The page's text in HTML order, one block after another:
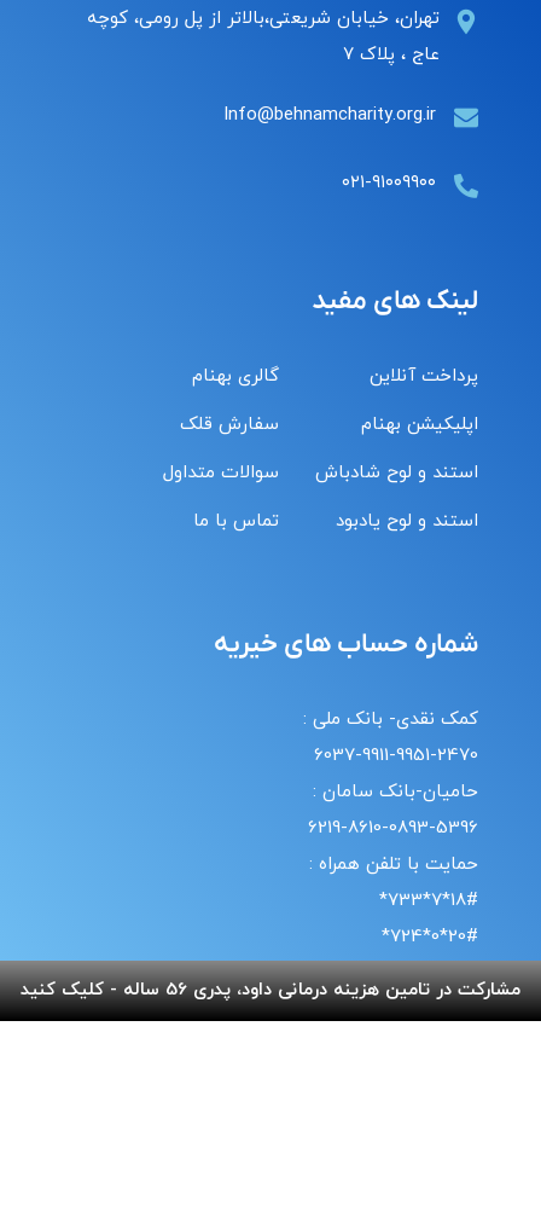
تهران، خیابان شریعتی،بالاتر از پل رومی، کوچه
عاج ، پلاک ۷
Info@behnamcharity.org.ir
۰۲۱-۹۱۰۰۹۹۰۰
لینک های مفید
پرداخت آنلاین
اپلیکیشن بهنام
استند و لوح شادباش
استند و لوح یادبود
گالری بهنام
سفارش قلک
سوالات متداول
تماس با ما
شماره حساب های خیریه
کمک نقدی- بانک ملی :
6037-9911-9951-2470
حامیان-بانک سامان :
6219-8610-0893-5396
حمایت با تلفن همراه :
18#*7*733*
20#*0*724*
مشارکت در تامین هزینه درمانی داود، پدری 56 ساله - کلیک کنید